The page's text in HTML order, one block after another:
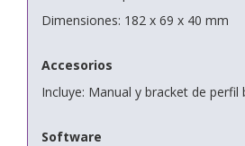
Dimensiones: 182 x 69 x 40 mm
Accesorios
Incluye: Manual y bracket de perfil
Software